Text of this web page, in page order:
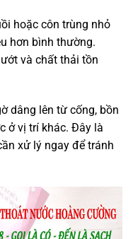
hoặc côn trùng nhỏ
hơn bình thường.
và chất thải tồn
dâng lên từ cống, bồn
ở vị trí khác. Đây là
xử lý ngay để tránh